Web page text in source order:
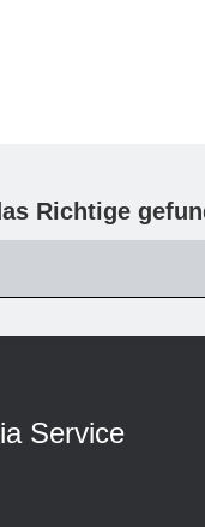
Richtige
Service